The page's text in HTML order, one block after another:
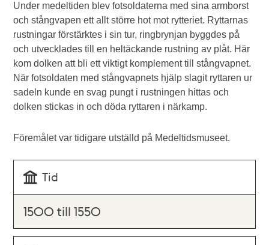
Under medeltiden blev fotsoldaterna med sina armborst
och stångvapen ett allt större hot mot rytteriet. Ryttarnas
rustningar förstärktes i sin tur, ringbrynjan byggdes på
och utvecklades till en heltäckande rustning av plåt. Här
kom dolken att bli ett viktigt komplement till stångvapnet.
När fotsoldaten med stångvapnets hjälp slagit ryttaren ur
sadeln kunde en svag pungt i rustningen hittas och
dolken stickas in och döda ryttaren i närkamp.
Föremålet var tidigare utställd på Medeltidsmuseet.
Tid
1500 till 1550